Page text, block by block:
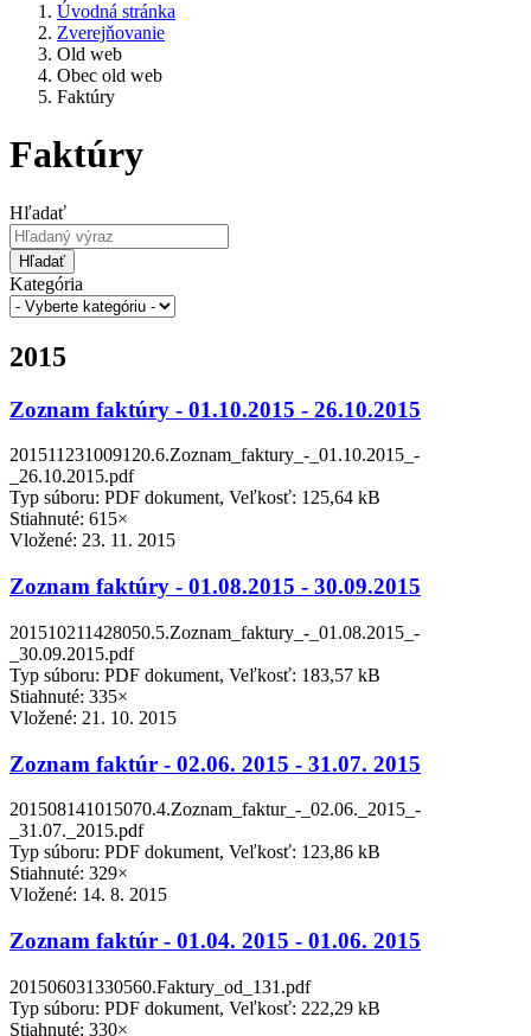
Úvodná stránka
Zverejňovanie
Old web
Obec old web
Faktúry
Faktúry
Hľadať
Hľadať
Kategória
2015
Zoznam faktúry - 01.10.2015 - 26.10.2015
201511231009120.6.Zoznam_faktury_-_01.10.2015_-
_26.10.2015.pdf
Typ súboru: PDF dokument, Veľkosť: 125,64 kB
Stiahnuté: 615×
Vložené: 23. 11. 2015
Zoznam faktúry - 01.08.2015 - 30.09.2015
201510211428050.5.Zoznam_faktury_-_01.08.2015_-
_30.09.2015.pdf
Typ súboru: PDF dokument, Veľkosť: 183,57 kB
Stiahnuté: 335×
Vložené: 21. 10. 2015
Zoznam faktúr - 02.06. 2015 - 31.07. 2015
201508141015070.4.Zoznam_faktur_-_02.06._2015_-
_31.07._2015.pdf
Typ súboru: PDF dokument, Veľkosť: 123,86 kB
Stiahnuté: 329×
Vložené: 14. 8. 2015
Zoznam faktúr - 01.04. 2015 - 01.06. 2015
201506031330560.Faktury_od_131.pdf
Typ súboru: PDF dokument, Veľkosť: 222,29 kB
Stiahnuté: 330×